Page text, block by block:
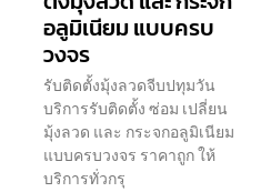
อลูมิเนียม แบบครบ
วงจร
รับติดตั้งมุ้งลวดจีบปทุมวัน
บริการรับติดตั้ง ซ่อม เปลี่ยน
มุ้งลวด และ กระจกอลูมิเนียม
แบบครบวงจร ราคาถูก ให้
บริการทั่วกรุ